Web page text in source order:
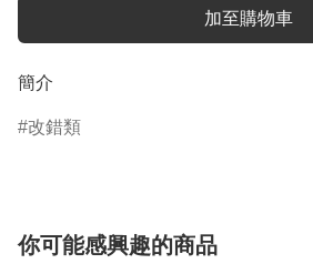
加至購物車
簡介
改錯類
你可能感興趣的商品